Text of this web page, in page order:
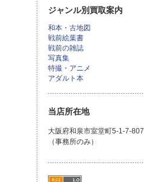
ジャンル別買取案内
和本・古地図
戦前絵葉書
戦前の雑誌
写真集
特撮・アニメ
アダルト本
当店所在地
大阪府和泉市室堂町5-1-7-807
（事務所のみ）